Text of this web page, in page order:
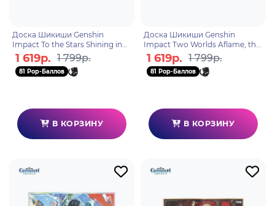
Доска Шикиши Genshin
Impact To the Stars Shining in
the Depths Ризли и Нёвиллет
1 619р. 1 799р.
81 Pop-Баллов
В КОРЗИНУ
Доска Шикиши Genshin
Impact Two Worlds Aflame, the
Crimson Night Fades
Арлекино, Лини, Линетт и
Фрем
1 619р. 1 799р.
81 Pop-Баллов
В КОРЗИНУ